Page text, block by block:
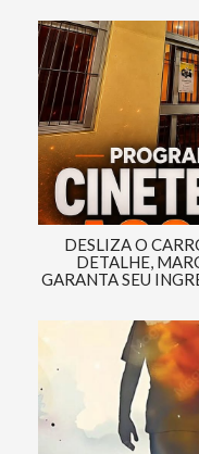
DESLIZA O
DETALHE,
GARANTA SEU